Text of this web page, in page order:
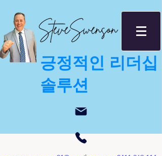
긍정적인 리더십
솔루션